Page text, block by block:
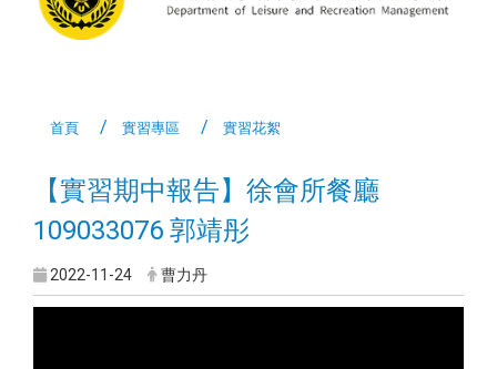
首頁 實習專區 實習花絮
【實習期中報告】徐會所餐廳
109033076 郭靖彤
2022-11-24 曹力丹